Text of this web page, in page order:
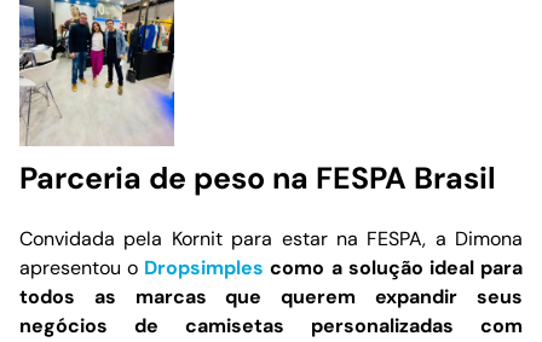
Parceria de peso na FESPA Brasil
Convidada pela Kornit para estar na FESPA, a Dimona
apresentou o Dropsimplescomo a solução ideal para
todos as marcas que querem expandir seus
negócios de camisetas personalizadas com